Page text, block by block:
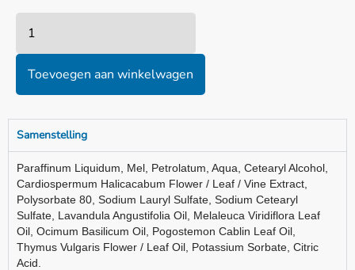
Toevoegen aan winkelwagen
Samenstelling
Paraffinum Liquidum, Mel, Petrolatum, Aqua, Cetearyl Alcohol,
Cardiospermum Halicacabum Flower / Leaf / Vine Extract,
Polysorbate 80, Sodium Lauryl Sulfate, Sodium Cetearyl
Sulfate, Lavandula Angustifolia Oil, Melaleuca Viridiflora Leaf
Oil, Ocimum Basilicum Oil, Pogostemon Cablin Leaf Oil,
Thymus Vulgaris Flower / Leaf Oil, Potassium Sorbate, Citric
Acid.